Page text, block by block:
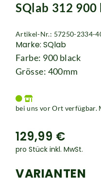
SQlab 312 900
Artikel-Nr.: 57250-2334-
Marke: SQlab
Farbe: 900 black
Grösse: 400mm
bei uns vor Ort verfügbar.
129,99 €
pro Stück inkl. MwSt.
VARIANTEN